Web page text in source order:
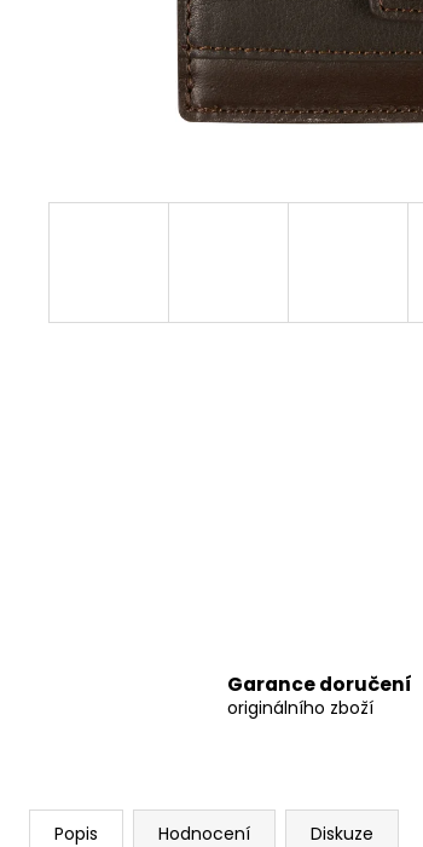
Garance doručení
originálního zboží
Popis Hodnocení Diskuze